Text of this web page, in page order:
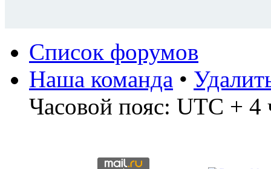
Список форумов
Наша команда •
Часовой пояс: UTC + 4